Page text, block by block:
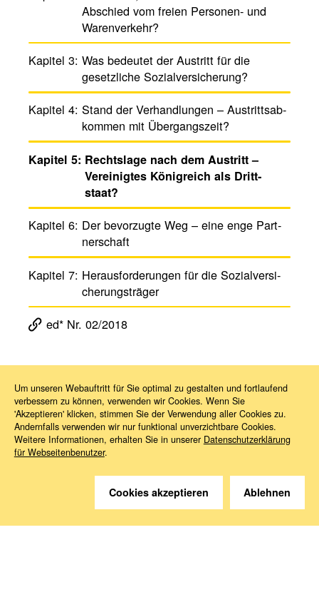
Abschied vom freien Personen- und
Waren­ver­kehr?
Kapitel 3: Was bedeutet der Austritt für die
gesetz­liche Sozial­versi­che­rung?
Kapitel 4: Stand der Verhand­lungen – Austritts­ab­
kommen mit Überg­angs­zeit?
Kapitel 5: Rechts­lage nach dem Austritt –
Verei­nigtes König­reich als Dritt­
staat?
Kapitel 6: Der bevor­zugte Weg – eine enge Part­
ner­schaft
Kapitel 7: Heraus­for­de­rungen für die Sozi­al­ver­si­
che­rungs­träger
ed* Nr. 02/2018
Magazin ed* ed* Nr. 02/2018: Vom Mitgliedstaat zum Drittstaat? Kapitel 5
Sie haben Fragen?
Um unseren Webauftritt für Sie optimal zu gestalten und fortlaufend
verbessern zu können, verwenden wir Cookies. Wenn Sie
'Akzeptieren' klicken, stimmen Sie der Verwendung aller Cookies zu.
Andernfalls verwenden wir nur funktional unverzichtbare Cookies.
Weitere Informationen, erhalten Sie in unserer Datenschutzerklärung
für Webseitenbenutzer.
Cookies akzeptieren Ablehnen